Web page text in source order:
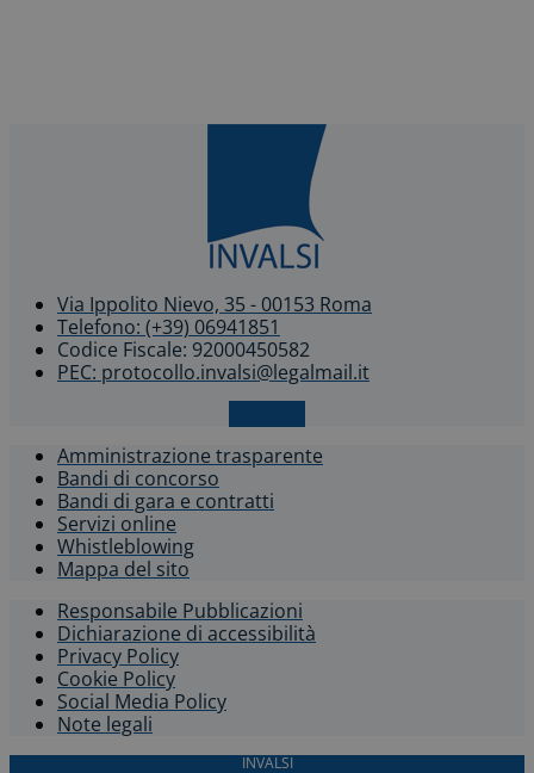
Via Ippolito Nievo, 35 - 00153 Roma
Telefono: (+39) 06941851
Codice Fiscale: 92000450582
PEC: protocollo.invalsi@legalmail.it
Amministrazione trasparente
Bandi di concorso
Bandi di gara e contratti
Servizi online
Whistleblowing​
Mappa del sito
Responsabile Pubblicazioni
Dichiarazione di accessibilità​
Privacy Policy
Cookie Policy
Social Media Policy
Note legali
INVALSI